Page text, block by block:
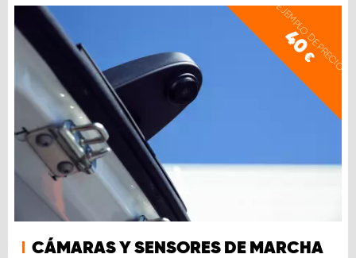
EJEMPLO DE PRECIO
40
€
CÁMARAS Y SENSORES DE MARCHA